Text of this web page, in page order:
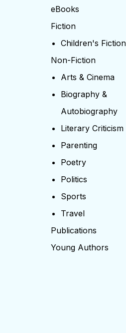
eBooks
Fiction
Children's Fiction
Non-Fiction
Arts & Cinema
Biography &
Autobiography
Literary Criticism
Parenting
Poetry
Politics
Sports
Travel
Publications
Young Authors